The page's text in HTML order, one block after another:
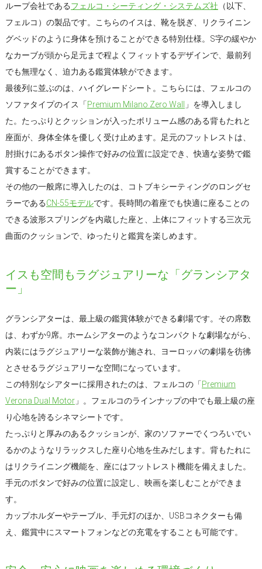
ループ会社であるフェルコ・シーティング・システムズ社 （以下、
フェルコ）の製品です。こちらのイスは、靴を脱ぎ、リクライニン
グベッドのように身体を預けることができる特別仕様。S字の緩やか
なカーブが頭から足元まで程よくフィットするデザインで、最前列
でも無理なく、迫力ある鑑賞体験ができます。
最後列に並ぶのは、ハイグレードシート。こちらには、フェルコの
ソファタイプのイス「 Premium Milano Zero Wall
」を導入しまし
た。たっぷりとクッションが入ったボリューム感のある背もたれと
座面が、身体全体を優しく受け止めます。足元のフットレストは、
肘掛けにあるボタン操作で好みの位置に設定でき、快適な姿勢で鑑
賞することができます。
その他の一般席に導入したのは、コトブキシーティングのロングセ
ラーであるCN-55モデルです。長時間の着座でも快適に座ることの
できる波形スプリングを内蔵した座と、上体にフィットする三次元
曲面のクッションで、ゆったりと鑑賞を楽しめます。
イスも空間もラグジュアリーな「グランシアタ
ー」
グランシアターは、最上級の鑑賞体験ができる劇場です。その席数
は、わずか9席。ホームシアターのようなコンパクトな劇場ながら、
内装にはラグジュアリーな装飾が施され、ヨーロッパの劇場を彷彿
とさせるラグジュアリーな空間になっています。
この特別なシアターに採用されたのは、フェルコの「 Premium
Verona Dual Motor」。フェルコのラインナップの中でも最上級の座
り心地を誇るシネマシートです。
たっぷりと厚みのあるクッションが、家のソファーでくつろいでい
るかのようなリラックスした座り心地を生みだします。背もたれに
はリクライニング機能を、座にはフットレスト機能を備えました。
手元のボタンで好みの位置に設定し、映画を楽しむことができま
す。
カップホルダーやテーブル、手元灯のほか、USBコネクターも備
え、鑑賞中にスマートフォンなどの充電をすることも可能です。